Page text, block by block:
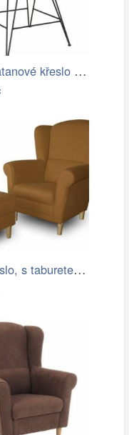
Hnědé ratanové křeslo Malang - 64*57*80…
Ušák/křeslo, s taburetem, látka hnědá,…